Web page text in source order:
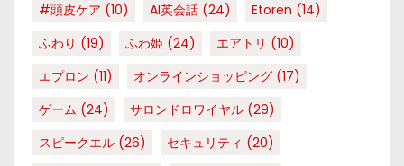
#頭皮ケア (10) AI英会話 (24) Etoren (14)
ふわり (19) ふわ姫 (24) エアトリ (10)
エプロン (11) オンラインショッピング (17)
ゲーム (24) サロンドロワイヤル (29)
スピークエル (26) セキュリティ (20)